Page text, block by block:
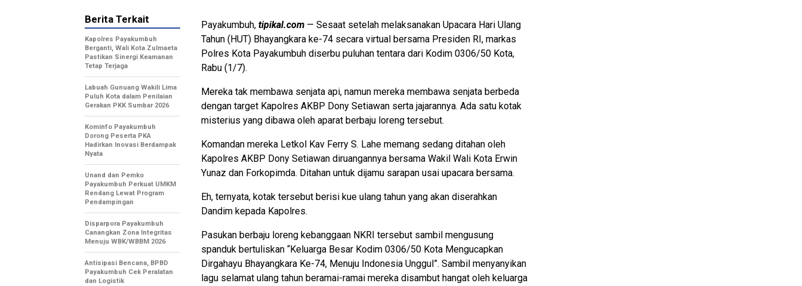
Payakumbuh, tipikal.com — Sesaat setelah melaksanakan Upacara Hari Ulang
Tahun (HUT) Bhayangkara ke-74 secara virtual bersama Presiden RI, markas
Polres Kota Payakumbuh diserbu puluhan tentara dari Kodim 0306/50 Kota,
Rabu (1/7).
Mereka tak membawa senjata api, namun mereka membawa senjata berbeda
dengan target Kapolres AKBP Dony Setiawan serta jajarannya. Ada satu kotak
misterius yang dibawa oleh aparat berbaju loreng tersebut.
Komandan mereka Letkol Kav Ferry S. Lahe memang sedang ditahan oleh
Kapolres AKBP Dony Setiawan diruangannya bersama Wakil Wali Kota Erwin
Yunaz dan Forkopimda. Ditahan untuk dijamu sarapan usai upacara bersama.
Eh, ternyata, kotak tersebut berisi kue ulang tahun yang akan diserahkan
Dandim kepada Kapolres.
Pasukan berbaju loreng kebanggaan NKRI tersebut sambil mengusung
spanduk bertuliskan “Keluarga Besar Kodim 0306/50 Kota Mengucapkan
Dirgahayu Bhayangkara Ke-74, Menuju Indonesia Unggul”. Sambil menyanyikan
lagu selamat ulang tahun beramai-ramai mereka disambut hangat oleh keluarga
Berita Terkait
Kapolres Payakumbuh
Berganti, Wali Kota Zulmaeta
Pastikan Sinergi Keamanan
Tetap Terjaga
Labuah Gunuang Wakili Lima
Puluh Kota dalam Penilaian
Gerakan PKK Sumbar 2026
Kominfo Payakumbuh
Dorong Peserta PKA
Hadirkan Inovasi Berdampak
Nyata
Unand dan Pemko
Payakumbuh Perkuat UMKM
Rendang Lewat Program
Pendampingan
Disparpora Payakumbuh
Canangkan Zona Integritas
Menuju WBK/WBBM 2026
Antisipasi Bencana, BPBD
Payakumbuh Cek Peralatan
dan Logistik